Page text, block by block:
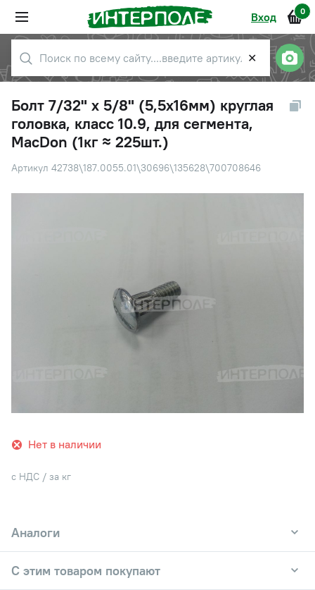
Вход 0
✕
Болт 7/32" х 5/8" (5,5х16мм) круглая
головка, класс 10.9, для сегмента,
MacDon (1кг ≈ 225шт.)
Артикул 42738\187.0055.01\30696\135628\700708646
Нет в наличии
с НДС / за кг
Аналоги
С этим товаром покупают